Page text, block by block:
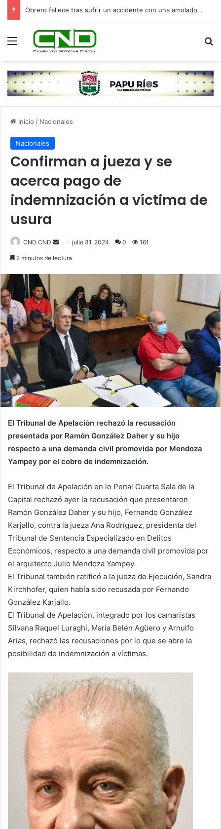
Obrero fallece tras sufrir un accidente con una amoladora en Canindeyú
Menú
Inicio / Nacionales
Nacionales
Confirman a jueza y se
acerca pago de
indemnización a víctima de
usura
CND CND
Sendjulio 31, 2024 0 161
2 minutos de lectura
El Tribunal de Apelación rechazó la recusación
presentada por Ramón González Daher y su hijo
respecto a una demanda civil promovida por Mendoza
Yampey por el cobro de indemnización.
El Tribunal de Apelación en lo Penal Cuarta Sala de la
Capital rechazó ayer la recusación que presentaron
Ramón González Daher y su hijo, Fernando González
Karjallo, contra la jueza Ana Rodríguez, presidenta del
Tribunal de Sentencia Especializado en Delitos
Económicos, respecto a una demanda civil promovida por
el arquitecto Julio Mendoza Yampey.
El Tribunal también ratificó a la jueza de Ejecución, Sandra
Kirchhofer, quien había sido recusada por Fernando
González Karjallo.
El Tribunal de Apelación, integrado por los camaristas
Silvana Raquel Luraghi, María Belén Agüero y Arnulfo
Arias, rechazó las recusaciones por lo que se abre la
posibilidad de indemnización a víctimas.